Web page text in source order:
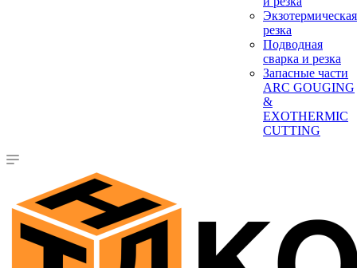
Экзотермическая
резка
Подводная
сварка и резка
Запасные части
ARC GOUGING
&
EXOTHERMIC
CUTTING